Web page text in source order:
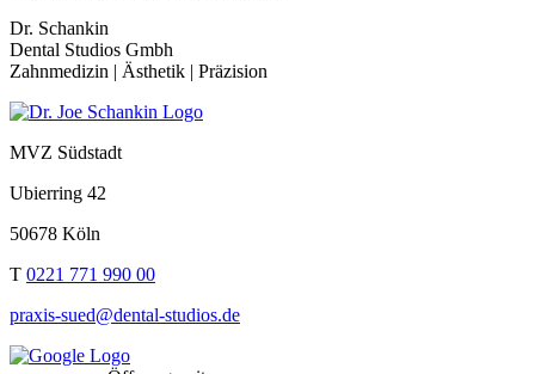
Dr. Schankin
Dental Studios Gmbh
Zahn­medizin | Ästhetik | Präzi­sion
MVZ Südstadt
Ubier­ring 42
50678 Köln
T 0221 771 990 00
praxis-sued​@dental-studios.de